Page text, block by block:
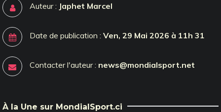
Auteur : Japhet Marcel
Date de publication : Ven, 29 Mai 2026 à 11h 31
Contacter l'auteur : news@mondialsport.net
À la Une sur MondialSport.ci